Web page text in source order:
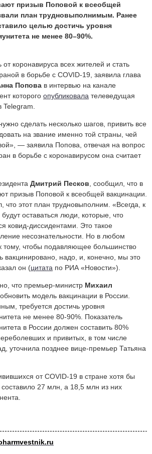
призыв Поповой к всеобщей
план трудновыполнимым. Ранее
целью достичь уровня
не менее 80–90%.
коронавируса всех жителей и стать
в борьбе с COVID-19, заявила глава
Попова в интервью на канале
которого опубликовала телеведущая
Telegram.
сделать несколько шагов, привить все
на звание именно той страны, чей
— заявила Попова, отвечая на вопрос
в борьбе с коронавирусом она считает
Дмитрий Песков , сообщил, что в
призыв Поповой к всеобщей вакцинации.
что этот план трудновыполним. «Всегда, к
оставаться люди, которые, что
ковид-диссидентами. Это такое
несознательности. Но в любом
тому, чтобы подавляющее большинство
вакцинировано, надо, и, конечно, мы это
он (цитата по РИА «Новости»).
что премьер-министр Михаил
обновить модель вакцинации в России.
требуется достичь уровня
не менее 80-90%. Показатель
в России должен составить 80%
и привитых, в том числе
уточнила позднее вице-премьер Татьяна
от COVID-19 в стране хотя бы
27 млн, а 18,5 млн из них